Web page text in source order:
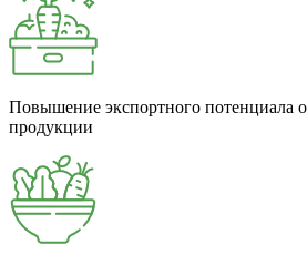
Повышение экспортного потенциала
продукции